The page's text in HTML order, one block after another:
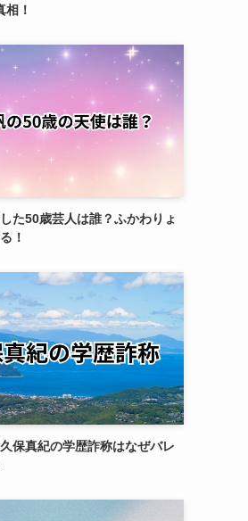
相！
た50歳芸人は誰？ふかわりょ
！
保真紀の学歴詐称はなぜバレ